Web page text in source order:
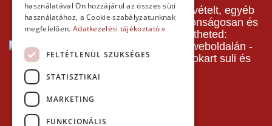
A pályafoglalást, gokartverseny részvételt, egyéb
termékeinket, szolgáltatásainkat biztonságosan és
gyorsan bankkártyával is kifizetheted:
használatával Ön hozzájárul az összes süti
használatához, a Cookie szabályzatunknak
megfelelően. Adatkezelési tájékoztató »
FELTÉTLENÜL SZÜKSÉGES
STATISZTIKAI
MARKETING
FUNKCIONÁLIS